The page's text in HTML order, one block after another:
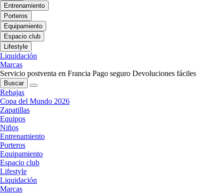
Entrenamiento
Porteros
Equipamiento
Espacio club
Lifestyle
Liquidación
Marcas
Servicio postventa en Francia Pago seguro Devoluciones fáciles
Buscar
Rebajas
Copa del Mundo 2026
Zapatillas
Equipos
Niños
Entrenamiento
Porteros
Equipamiento
Espacio club
Lifestyle
Liquidación
Marcas